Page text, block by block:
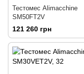
Тестомес Alimacchine
SM50FT2V
121 260 грн